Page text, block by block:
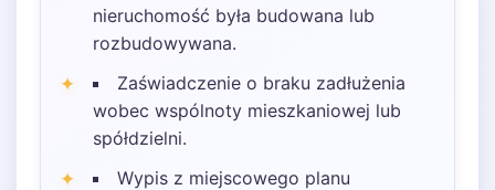
nieruchomość była budowana lub
rozbudowywana.
Zaświadczenie o braku zadłużenia
wobec wspólnoty mieszkaniowej lub
spółdzielni.
Wypis z miejscowego planu